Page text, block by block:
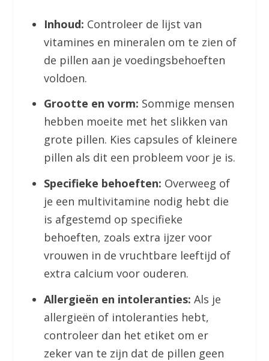
Inhoud: Controleer de lijst van
vitamines en mineralen om te zien of
de pillen aan je voedingsbehoeften
voldoen.
Grootte en vorm: Sommige mensen
hebben moeite met het slikken van
grote pillen. Kies capsules of kleinere
pillen als dit een probleem voor je is.
Specifieke behoeften: Overweeg of
je een multivitamine nodig hebt die
is afgestemd op specifieke
behoeften, zoals extra ijzer voor
vrouwen in de vruchtbare leeftijd of
extra calcium voor ouderen.
Allergieën en intoleranties: Als je
allergieën of intoleranties hebt,
controleer dan het etiket om er
zeker van te zijn dat de pillen geen